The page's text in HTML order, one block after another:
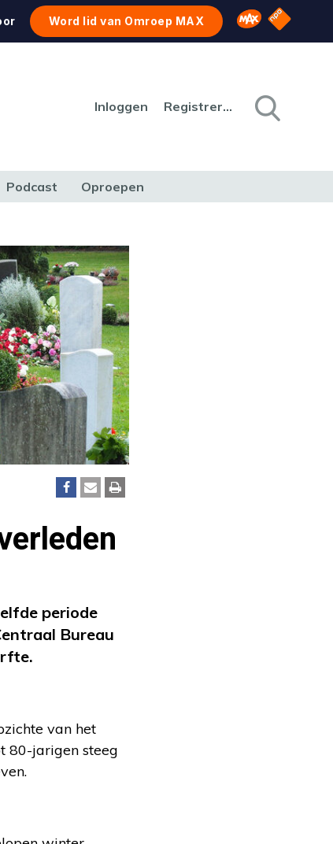
Word lid van Omroep MAX Omroep MAX
NPO
Inloggen Registreren
Podcast Oproepen
periode
Bureau
van het
80-jarigen steeg